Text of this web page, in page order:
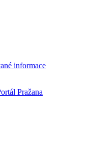
informace
Pražana